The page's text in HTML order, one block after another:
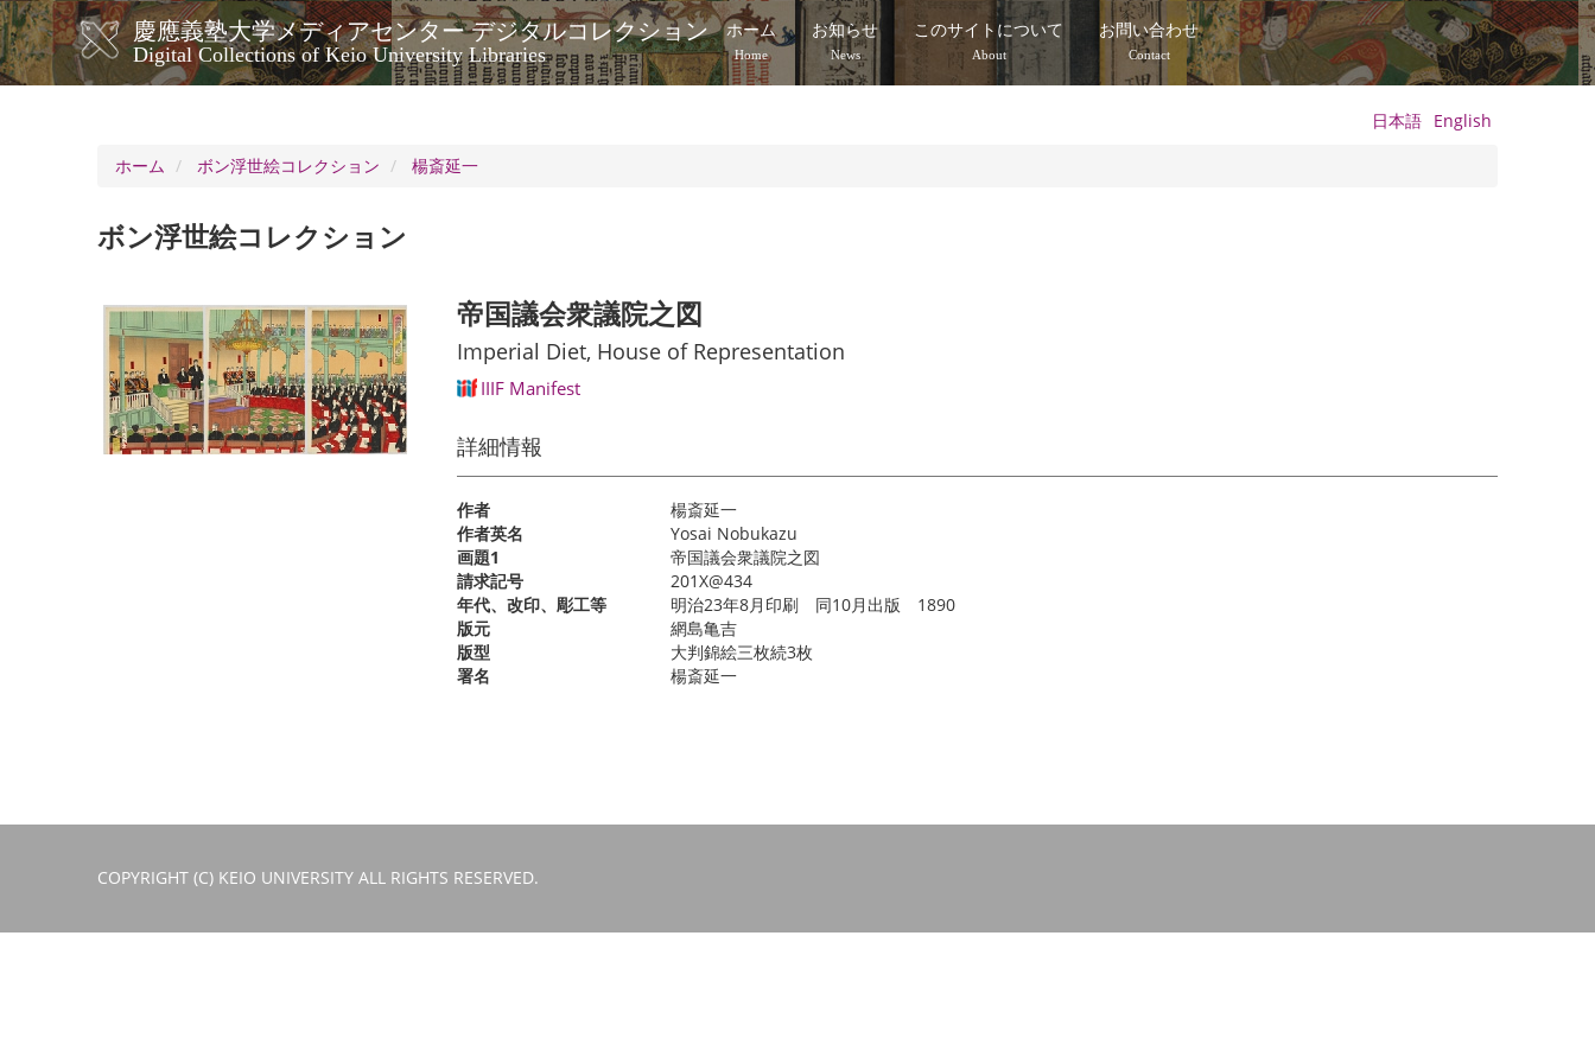
メ
イ
ン
コ
慶應義塾大学メディアセンター デジタルコレクション
Digital Collections of Keio University Libraries
メ
イ
ビ
ー
シ
ン
ホーム
Home
お知らせ
News
このサイトについて
About
お問い合わせ
Contact
日本語 English
ホーム
ボン浮世絵コレクション 楊斎延一
ボン浮世絵コレクション
帝国議会衆議院之図
Imperial Diet, House of Representation
IIIF Manifest
詳細情報
作者
楊斎延一
作者英名
Yosai Nobukazu
画題1
帝国議会衆議院之図
請求記号
201X@434
年代、改印、彫工等
明治23年8月印刷 同10月出版 1890
版元
網島亀吉
版型
大判錦絵三枚続3枚
署名
楊斎延一
COPYRIGHT (C) KEIO UNIVERSITY ALL RIGHTS RESERVED.